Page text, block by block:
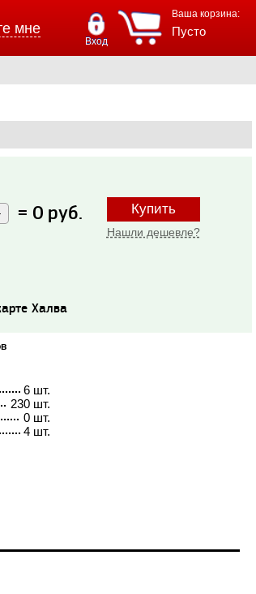
мне
Ваша корзина:
Пусто
Вход
= 0 руб. Купить
Нашли дешевле?
Халва
6 шт.
230 шт.
0 шт.
4 шт.